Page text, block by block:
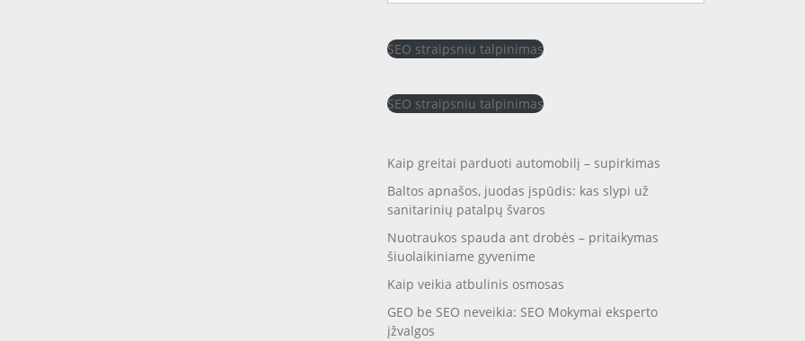
SEO straipsniu talpinimas
SEO straipsniu talpinimas
Kaip greitai parduoti automobilį – supirkimas
Baltos apnašos, juodas įspūdis: kas slypi už
sanitarinių patalpų švaros
Nuotraukos spauda ant drobės – pritaikymas
šiuolaikiniame gyvenime
Kaip veikia atbulinis osmosas
GEO be SEO neveikia: SEO Mokymai eksperto
įžvalgos